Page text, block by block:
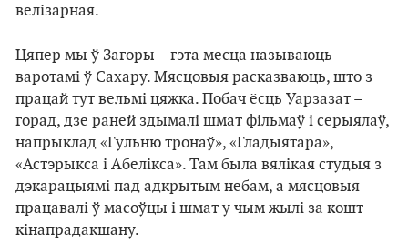
велізарная.
Цяпер мы ў Загоры – гэта месца называюць
варотамі ў Сахару. Мясцовыя расказваюць, што з
працай тут вельмі цяжка. Побач ёсць Уарзазат –
горад, дзе раней здымалі шмат фільмаў і серыялаў,
напрыклад «Гульню тронаў», «Гладыятара»,
«Астэрыкса і Абелікса». Там была вялікая студыя з
дэкарацыямі пад адкрытым небам, а мясцовыя
працавалі ў масоўцы і шмат у чым жылі за кошт
кінапрадакшану.